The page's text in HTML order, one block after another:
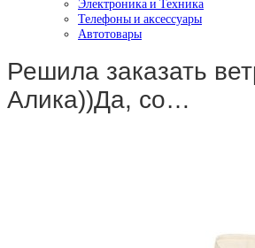
Электроника и Техника
Телефоны и аксессуары
Автотовары
Решила заказать
Алика))Да, со…